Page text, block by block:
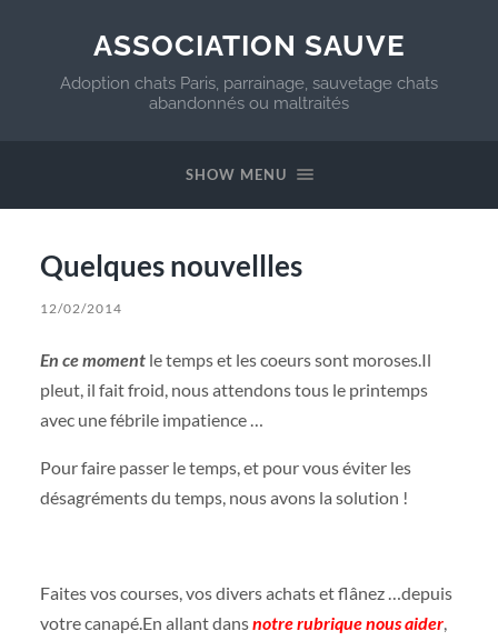
ASSOCIATION SAUVE
Adoption chats Paris, parrainage, sauvetage chats
abandonnés ou maltraités
SHOW MENU
Quelques nouvellles
12/02/2014
En ce momentle temps et les coeurs sont moroses.Il
pleut, il fait froid, nous attendons tous le printemps
avec une fébrile impatience …
Pour faire passer le temps, et pour vous éviter les
désagréments du temps, nous avons la solution !
Faites vos courses, vos divers achats et flânez …depuis
votre canapé.En allant dansnotre rubrique nous aider,